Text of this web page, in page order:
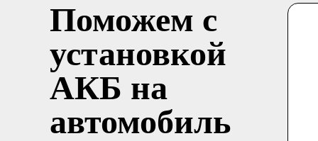
Поможем с
установкой
АКБ на
автомобиль